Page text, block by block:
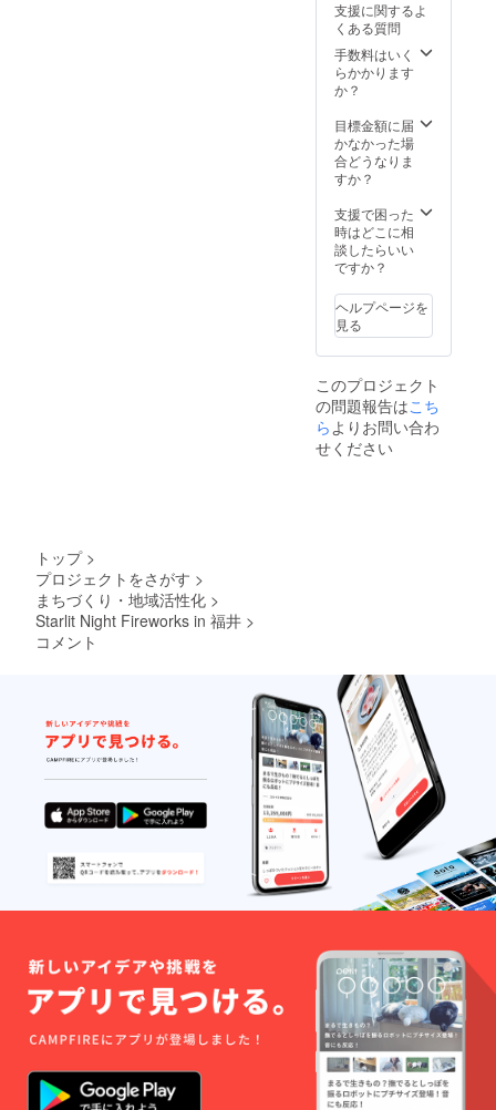
シート
を会場
にて配
布いた
しま
ｍ×5.4
ｍの
シート
となり
※1回の
決済に
220円の
手数料
ります
ので、
複数の
場合は
て購入
がお得
です
支援に関するよ
くある質問
手数料はいく
らかかります
か？
目標金額に届
かなかった場
合どうなりま
すか？
支援で困った
時はどこに相
談したらいい
ですか？
ヘルプページを
見る
このプロジェクト
の問題報告はこち
ら よりお問い合わ
せください
トップ >
プロジェクトをさがす >
まちづくり・地域活性化 >
Starlit Night Fireworks in 福井 >
コメント